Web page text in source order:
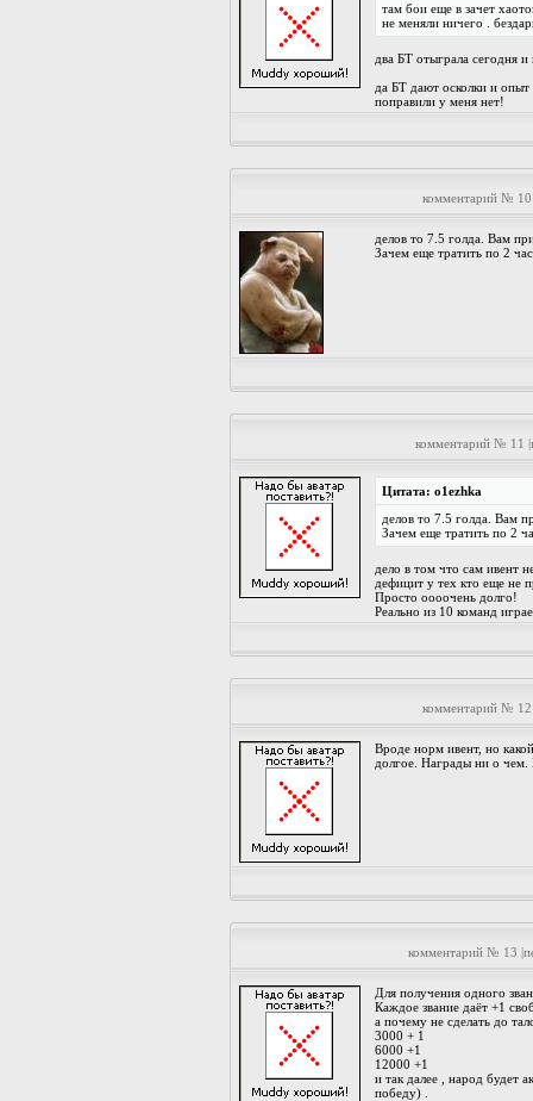
там бои еще в зачет
не меняли ничего .
два БТ отыграла сегодня
да БТ дают осколки и
поправили у меня нет!
комментарий №
делов то 7.5 голда. Вам
Зачем еще тратить по 2
комментарий № 11
Цитата: o1ezhka
делов то 7.5 голда. Вам
Зачем еще тратить по 2
дело в том что сам ивент
дефицит у тех кто еще не
Просто оооочень долго!
Реально из 10 команд
комментарий №
Вроде норм ивент, но
долгое. Награды ни о
комментарий № 13
Для получения одного
Каждое звание даёт +1
а почему не сделать до
3000 + 1
6000 +1
12000 +1
и так далее , народ будет
победу) .